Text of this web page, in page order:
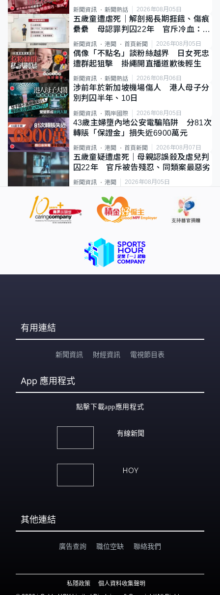
新聞資訊 新聞熱話 2026年08月05日
五歲童遭虐死｜解剖揭長期捱餓、傷痕
纍纍 母認罪判囚22年 官斥冷血：同
類案最惡劣
新聞資訊 港聞 首頁新聞 2026年08月05日
偶像「不點名」談粉絲越界 日女死忠
遭群起狙擊 掛繩開直播道歉後輕生
新聞資訊 新聞熱話 2026年08月06日
涉前年於新加坡機場傷人 港人母子分
別判囚半年、10日
新聞資訊 兩岸國際 2026年08月05日
43歲主婦墮內地公安電騙陷阱 分81次
轉賬「保證金」損失近6900萬元
新聞資訊 港聞 首頁新聞 2026年08月07日
五歲童疑遭虐死｜母親認誤殺及虐兒判
囚22年 官斥被告殘忍、同類案最惡劣
新聞資訊 港聞 2026年08月05日
有用連結
新聞資訊 財經資訊 電視節目表
App 應用程式
點擊下載app應用程式
有線新聞
HOY
其他連結
廣告查詢 職位空缺 聯絡我們
私隱政策
個人資料收集聲明